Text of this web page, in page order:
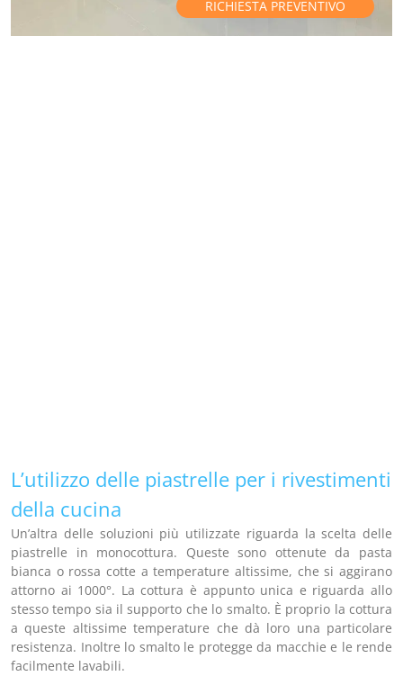
RICHIESTA PREVENTIVO
L’utilizzo delle piastrelle per i rivestimenti
della cucina
Un’altra delle soluzioni più utilizzate riguarda la scelta delle
piastrelle in monocottura. Queste sono ottenute da pasta
bianca o rossa cotte a temperature altissime, che si aggirano
attorno ai 1000°. La cottura è appunto unica e riguarda allo
stesso tempo sia il supporto che lo smalto. È proprio la cottura
a queste altissime temperature che dà loro una particolare
resistenza. Inoltre lo smalto le protegge da macchie e le rende
facilmente lavabili.